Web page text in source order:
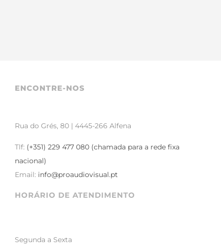
ENCONTRE-NOS
Rua do Grés, 80 | 4445-266 Alfena
Tlf: (+351) 229 477 080 (chamada para a rede fixa
nacional)
Email: info@proaudiovisual.pt
HORÁRIO DE ATENDIMENTO
Segunda a Sexta